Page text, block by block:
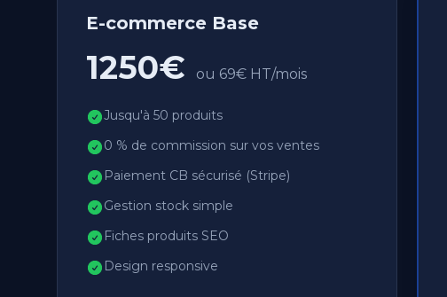
E-commerce Base
1250€ ou 69€ HT/mois
Jusqu'à 50 produits
0 % de commission sur vos ventes
Paiement CB sécurisé (Stripe)
Gestion stock simple
Fiches produits SEO
Design responsive